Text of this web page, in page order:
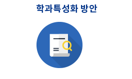
학과특성화 방안